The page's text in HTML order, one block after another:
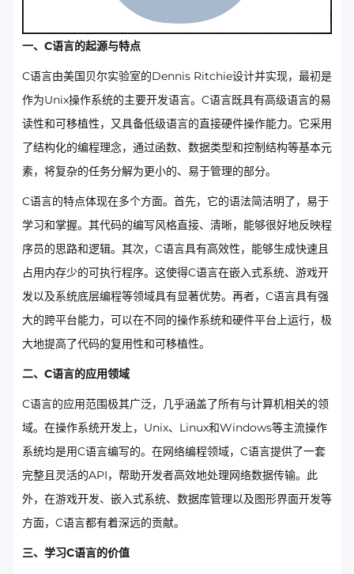
一、C语言的起源与特点
C语言由美国贝尔实验室的Dennis Ritchie设计并实现，最初是
作为Unix操作系统的主要开发语言。C语言既具有高级语言的易
读性和可移植性，又具备低级语言的直接硬件操作能力。它采用
了结构化的编程理念，通过函数、数据类型和控制结构等基本元
素，将复杂的任务分解为更小的、易于管理的部分。
C语言的特点体现在多个方面。首先，它的语法简洁明了，易于
学习和掌握。其代码的编写风格直接、清晰，能够很好地反映程
序员的思路和逻辑。其次，C语言具有高效性，能够生成快速且
占用内存少的可执行程序。这使得C语言在嵌入式系统、游戏开
发以及系统底层编程等领域具有显著优势。再者，C语言具有强
大的跨平台能力，可以在不同的操作系统和硬件平台上运行，极
大地提高了代码的复用性和可移植性。
二、C语言的应用领域
C语言的应用范围极其广泛，几乎涵盖了所有与计算机相关的领
域。在操作系统开发上，Unix、Linux和Windows等主流操作
系统均是用C语言编写的。在网络编程领域，C语言提供了一套
完整且灵活的API，帮助开发者高效地处理网络数据传输。此
外，在游戏开发、嵌入式系统、数据库管理以及图形界面开发等
方面，C语言都有着深远的贡献。
三、学习C语言的价值